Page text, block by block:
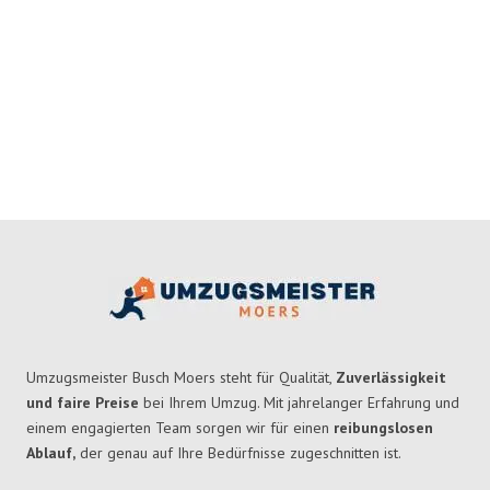
Umzugsmeister Busch Moers steht für Qualität, Zuverlässigkeit
und faire Preise bei Ihrem Umzug. Mit jahrelanger Erfahrung und
einem engagierten Team sorgen wir für einen reibungslosen
Ablauf, der genau auf Ihre Bedürfnisse zugeschnitten ist.